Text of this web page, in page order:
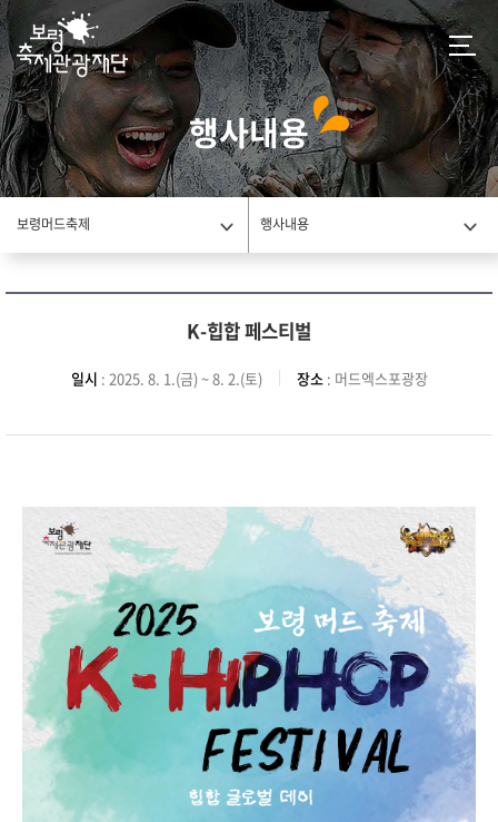
행사내용
보령머드축제 행사내용
K-힙합 페스티벌
일시 : 2025. 8. 1.(금) ~ 8. 2.(토) 장소: 머드엑스포광장